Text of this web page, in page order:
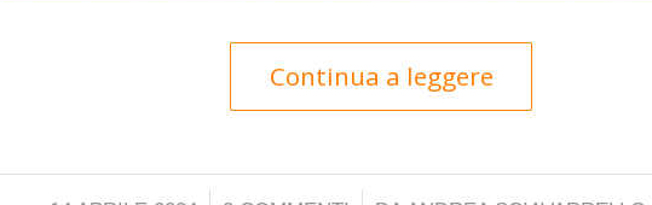
Continua a leggere